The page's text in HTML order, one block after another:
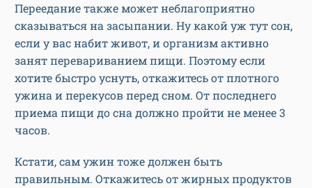
Переедание также может неблагоприятно
сказываться на засыпании. Ну какой уж тут сон,
если у вас набит живот, и организм активно
занят перевариванием пищи. Поэтому если
хотите быстро уснуть, откажитесь от плотного
ужина и перекусов перед сном. От последнего
приема пищи до сна должно пройти не менее 3
часов.
Кстати, сам ужин тоже должен быть
правильным. Откажитесь от жирных продуктов